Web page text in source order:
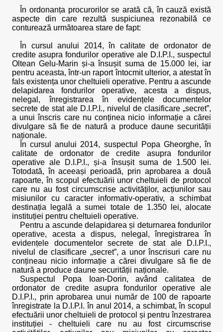
În ordonanța procurorilor se arată că, în cauză există
aspecte din care rezultă suspiciunea rezonabilă ce
conturează următoarea stare de fapt:
În cursul anului 2014, în calitate de ordonator de
credite asupra fondurilor operative ale D.I.P.I., suspectul
Oltean Gelu-Marin și-a însușit suma de 15.000 lei, iar
pentru aceasta, într-un raport întocmit ulterior, a atestat în
fals existența unor cheltuieli operative. Pentru a ascunde
delapidarea fondurilor operative, acesta a dispus,
nelegal, înregistrarea în evidențele documentelor
secrete de stat ale D.I.P.I., nivelul de clasificare „secret”,
a unui înscris care nu conținea nicio informație a cărei
divulgare să fie de natură a produce daune securității
naționale.
În cursul anului 2014, suspectul Popa Gheorghe, în
calitate de ordonator de credite asupra fondurilor
operative ale D.I.P.I., și-a însușit suma de 1.500 lei.
Totodată, în aceeași perioadă, prin aprobarea a două
rapoarte, în scopul efectuării unor cheltuieli de protocol
care nu au fost circumscrise activităților, acțiunilor sau
misiunilor cu caracter informativ-operativ, a schimbat
destinația legală a sumei totale de 1.350 lei, alocate
instituției pentru cheltuieli operative.
Pentru a ascunde delapidarea și deturnarea fondurilor
operative, acesta a dispus, nelegal, înregistrarea în
evidențele documentelor secrete de stat ale D.I.P.I.,
nivelul de clasificare „secret”, a unor înscrisuri care nu
conțineau nicio informație a cărei divulgare să fie de
natură a produce daune securității naționale.
Suspectul Popa Ioan-Dorin, având calitatea de
ordonator de credite asupra fondurilor operative ale
D.I.P.I., prin aprobarea unui număr de 100 de rapoarte
înregistrate la D.I.P.I. în anul 2014, a schimbat, în scopul
efectuării unor cheltuieli de protocol și pentru înzestrarea
instituției - cheltuieli care nu au fost circumscrise